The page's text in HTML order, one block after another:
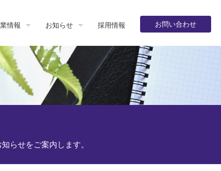
情報 お知らせ 採用情報 お問い合わせ
らせをご案内します。